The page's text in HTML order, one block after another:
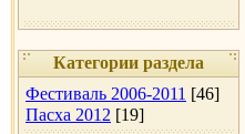
Категории раздела
Фестиваль 2006-2011 [46]
Пасха 2012 [19]